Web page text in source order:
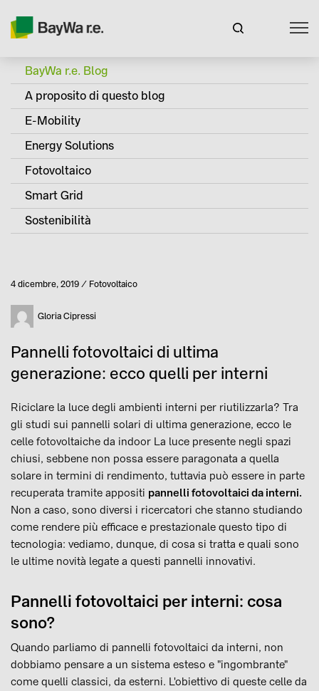
BayWa r.e. Blog
A proposito di questo blog
E-Mobility
Energy Solutions
Fotovoltaico
Smart Grid
Sostenibilità
Pubblicato
4 dicembre, 2019 Categoria
Fotovoltaico
Autore Gloria Cipressi
Pannelli fotovoltaici di ultima
generazione: ecco quelli per interni
Riciclare la luce degli ambienti interni per riutilizzarla? Tra
gli studi sui pannelli solari di ultima generazione, ecco le
celle fotovoltaiche da indoor La luce presente negli spazi
chiusi, sebbene non possa essere paragonata a quella
solare in termini di rendimento, tuttavia può essere in parte
recuperata tramite appositi pannelli fotovoltaici da interni.
Non a caso, sono diversi i ricercatori che stanno studiando
come rendere più efficace e prestazionale questo tipo di
tecnologia: vediamo, dunque, di cosa si tratta e quali sono
le ultime novità legate a questi pannelli innovativi.
Pannelli fotovoltaici per interni: cosa
sono?
Quando parliamo di pannelli fotovoltaici da interni, non
dobbiamo pensare a un sistema esteso e "ingombrante"
come quelli classici, da esterni. L'obiettivo di queste celle da